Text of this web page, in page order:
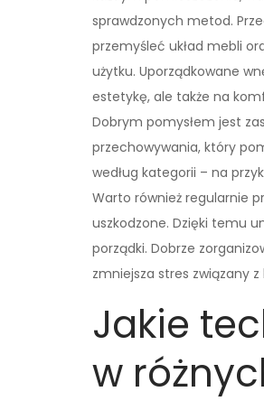
sprawdzonych metod.
przemyśleć układ mebli
użytku. Uporządkowane
estetykę, ale także na
Dobrym pomysłem jest
przechowywania, który
według kategorii – na
Warto również regularnie
uszkodzone. Dzięki temu
porządki. Dobrze
zmniejsza stres związany z
Jakie
w